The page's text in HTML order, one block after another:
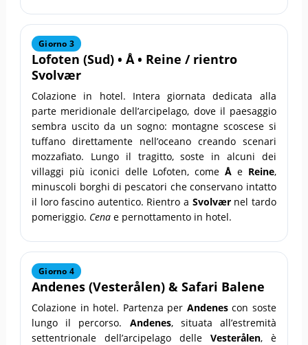
Giorno 3
Lofoten (Sud) •Å • Reine / rientro
Svolvær
Colazione in hotel. Intera giornata dedicata alla
parte meridionale dell’arcipelago, dove il paesaggio
sembra uscito da un sogno: montagne scoscese si
tuffano direttamente nell’oceano creando scenari
mozzafiato. Lungo il tragitto, soste in alcuni dei
villaggi più iconici delle Lofoten, comeÅ e Reine,
minuscoli borghi di pescatori che conservano intatto
il loro fascino autentico. Rientro a Svolværnel tardo
pomeriggio. Cena e pernottamento in hotel.
Giorno 4
Andenes (Vesterålen) & Safari Balene
Colazione in hotel. Partenza per Andenescon soste
lungo il percorso. Andenes, situata all’estremità
settentrionale dell’arcipelago delle Vesterålen, è